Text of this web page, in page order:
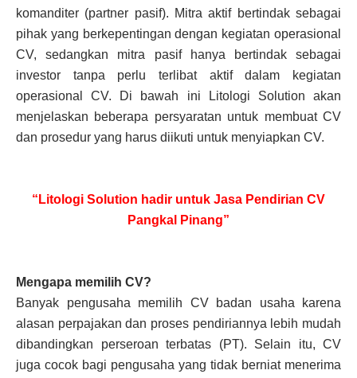
komanditer (partner pasif). Mitra aktif bertindak sebagai
pihak yang berkepentingan dengan kegiatan operasional
CV, sedangkan mitra pasif hanya bertindak sebagai
investor tanpa perlu terlibat aktif dalam kegiatan
operasional CV. Di bawah ini Litologi Solution akan
menjelaskan beberapa persyaratan untuk membuat CV
dan prosedur yang harus diikuti untuk menyiapkan CV.
“Litologi Solution hadir untuk Jasa Pendirian CV
Pangkal Pinang”
Mengapa memilih CV?
Banyak pengusaha memilih CV badan usaha karena
alasan perpajakan dan proses pendiriannya lebih mudah
dibandingkan perseroan terbatas (PT). Selain itu, CV
juga cocok bagi pengusaha yang tidak berniat menerima